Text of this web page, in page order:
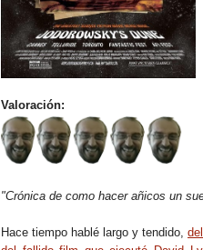
Valoración:
"Crónica de como hacer añicos un
Hace tiempo hablé largo y tendido,